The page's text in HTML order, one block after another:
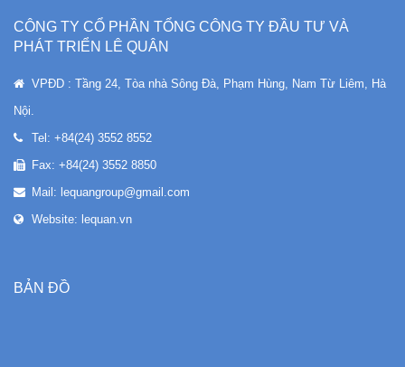
CÔNG TY CỔ PHẦN TỔNG CÔNG TY ĐẦU TƯ VÀ
PHÁT TRIỂN LÊ QUÂN
VPĐD : Tầng 24, Tòa nhà Sông Đà, Phạm Hùng, Nam Từ Liêm, Hà
Nội.
Tel: +84(24) 3552 8552
Fax: +84(24) 3552 8850
Mail: lequangroup@gmail.com
Website: lequan.vn
BẢN ĐỒ